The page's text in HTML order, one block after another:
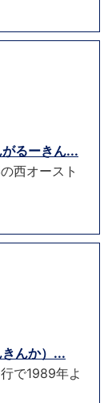
るーきん...
西オースト
んか）...
で1989年よ